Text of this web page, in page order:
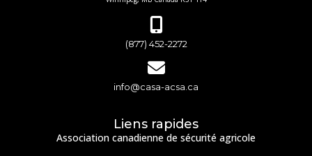
(877) 452-2272
info@casa-acsa.ca
Liens rapides
Association canadienne de sécurité agricole